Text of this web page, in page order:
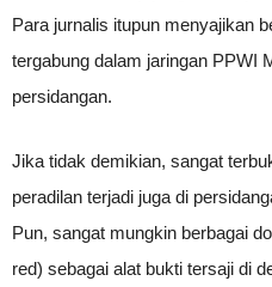
Para jurnalis itupun menyajikan
tergabung dalam jaringan PPWI
persidangan.
Jika tidak demikian, sangat
peradilan terjadi juga di
Pun, sangat mungkin berbagai
red) sebagai alat bukti tersaji di